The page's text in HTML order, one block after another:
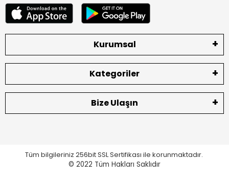
Vidası takılan ürünlerde, kırık, lehimli, jelatinsiz etiketsiz
ekranlarda hata müşteriden kaynaklı ise yedek parça
olduğu için sizlere bu konuda yardımcı olamamaktayız.
Bataryaların soketleri hasarlı olmamalıdır.
Ekranların iç LCD kısmı ve dış dokunmatik bölümünde çizik vs
Arka jelatinleri sökülmemeli ve yapıştırıcı olmamalıdır.
İade ve değişimlerde gönderinizi mutlaka YURTİÇİ KARGO
sırasında mutlaka kontrol ediniz.
Kurumsal
Kategoriler
Bize Ulaşın
Tüm bilgileriniz 256bit SSL Sertifikası ile korunmaktadır.
© 2022 Tüm Hakları Saklıdır